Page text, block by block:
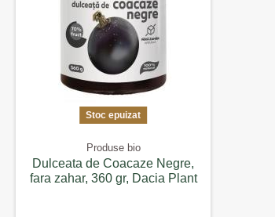
Stoc epuizat
Produse bio
Dulceata de Coacaze Negre,
fara zahar, 360 gr, Dacia Plant